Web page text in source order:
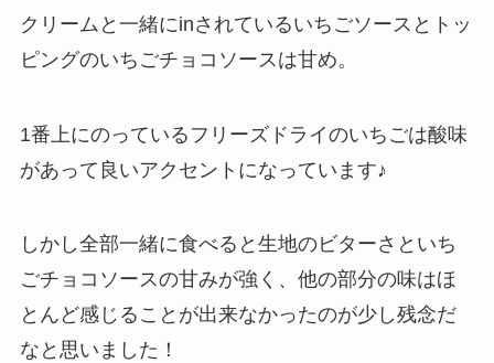
クリームと一緒にinされているいちごソースとトッ
ピングのいちごチョコソースは甘め。
1番上にのっているフリーズドライのいちごは酸味
があって良いアクセントになっています♪
しかし全部一緒に食べると生地のビターさといち
ごチョコソースの甘みが強く、他の部分の味はほ
とんど感じることが出来なかったのが少し残念だ
なと思いました！